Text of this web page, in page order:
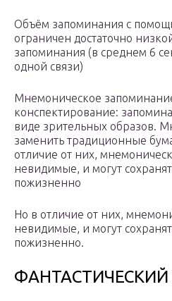
Объём запоминания с
ограничен достаточно
запоминания (в среднем 6
одной связи)
Мнемоническое
конспектирование:
виде зрительных образов.
заменить традиционные
отличие от них,
невидимые, и могут
пожизненно
Но в отличие от них,
невидимые, и могут
пожизненно.
ФАНТАСТИЧЕСКИЙ